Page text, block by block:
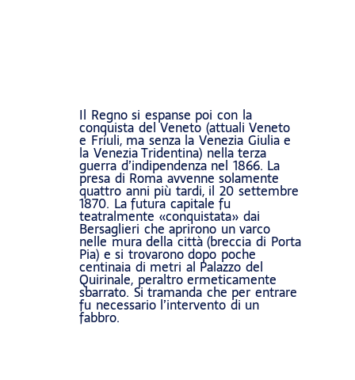
Il Regno si espanse poi con la
conquista del Veneto (attuali Veneto
e Friuli, ma senza la Venezia Giulia e
la Venezia Tridentina) nella terza
guerra d’indipendenza nel 1866. La
presa di Roma avvenne solamente
quattro anni più tardi, il 20 settembre
1870. La futura capitale fu
teatralmente «conquistata» dai
Bersaglieri che aprirono un varco
nelle mura della città (breccia di Porta
Pia) e si trovarono dopo poche
centinaia di metri al Palazzo del
Quirinale, peraltro ermeticamente
sbarrato. Si tramanda che per entrare
fu necessario l’intervento di un
fabbro.